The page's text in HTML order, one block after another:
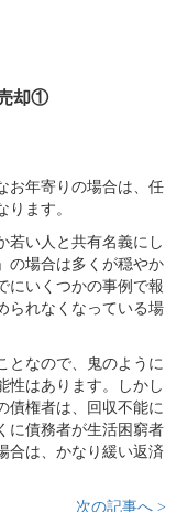
却①
お年寄りの場合は、任
ます。
若い人と共有名義にし
の場合は多くが穏やか
にいくつかの事例で報
られなくなっている場
となので、鬼のように
性はあります。しかし
債権者は、回収不能に
に債務者が生活困窮者
合は、かなり緩い返済
次の記事へ >